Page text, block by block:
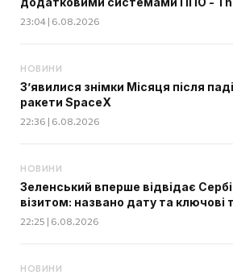
23:04 | 6.08.2026
НОВИНИ
З’явилися знімки Місяця після
ракети SpaceX
22:36 | 6.08.2026
НОВИНИ
Зеленський вперше відвідає
візитом: названо дату та ключові
22:25 | 6.08.2026
НОВИНИ